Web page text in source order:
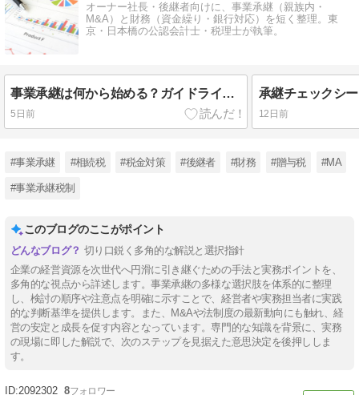
オーナー社長・後継者向けに、事業承継（親族内・
M&A）と財務（資金繰り・銀行対応）を短く整理。東
京・日本橋の公認会計士・税理士が執筆。
事業承継は何から始める？ガイドラインの5ステップで解説
5日前 12日前
#事業承継 #相続税 #税金対策 #後継者 #財務 #贈与税 #МA
#事業承継税制
このブログのここがポイント
切り口鋭く多角的な解説と選択指針
企業の経営資源を次世代へ円滑に引き継ぐための手法と実務ポイントを、
多角的な視点から詳述します。事業承継の多様な選択肢を体系的に整理
し、検討の順序や注意点を明確に示すことで、経営者や実務担当者に実践
的な判断基準を提供します。また、M&Aや法制度の最新動向にも触れ、経
営の安定と成長を促す内容となっています。専門的な知識を背景に、実務
の現場に即した解説で、次のステップを見据えた意思決定を後押ししま
す。
2092302 8